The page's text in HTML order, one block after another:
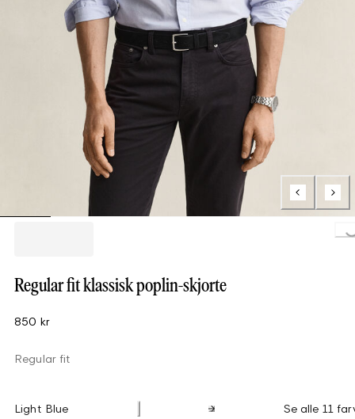
Regular fit klassisk poplin-skjorte
850 kr
Regular fit
Light Blue Se alle 11